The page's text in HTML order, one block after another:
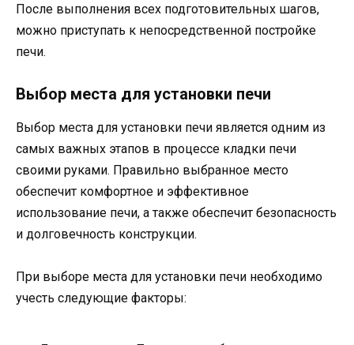
После выполнения всех подготовительных шагов,
можно приступать к непосредственной постройке
печи.
Выбор места для установки печи
Выбор места для установки печи является одним из
самых важных этапов в процессе кладки печи
своими руками. Правильно выбранное место
обеспечит комфортное и эффективное
использование печи, а также обеспечит безопасность
и долговечность конструкции.
При выборе места для установки печи необходимо
учесть следующие факторы: